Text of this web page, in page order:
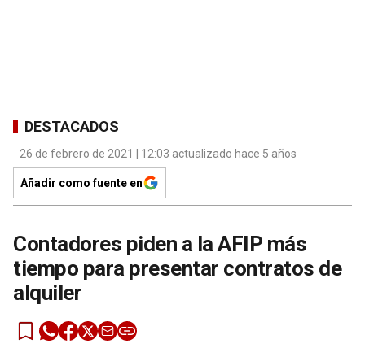
DESTACADOS
26 de febrero de 2021 | 12:03 actualizado hace 5 años
Añadir como fuente en
Contadores piden a la AFIP más
tiempo para presentar contratos de
alquiler